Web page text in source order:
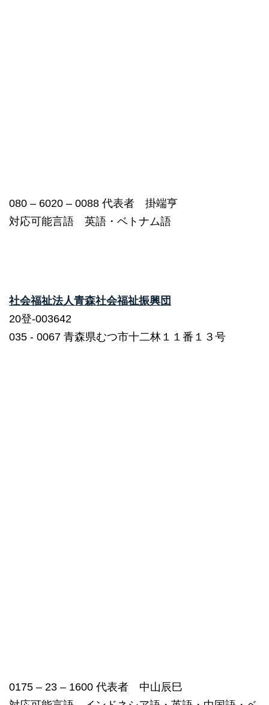
080 – 6020 – 0088 代表者 掛端亨
対応可能言語 英語・ベトナム語
社会福祉法人青森社会福祉振興団
20登-003642
035 ‐ 0067 青森県むつ市十二林１１番１３号
0175 – 23 – 1600 代表者 中山辰巳